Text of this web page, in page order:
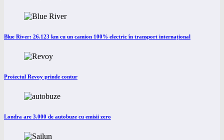
Blue River: 26.123 km cu un camion 100% electric în transport internațional
Proiectul Revoy prinde contur
Londra are 3.000 de autobuze cu emisii zero